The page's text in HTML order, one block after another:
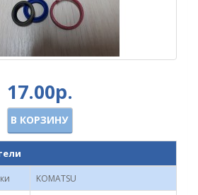
17.00р.
В КОРЗИНУ
KOMATSU